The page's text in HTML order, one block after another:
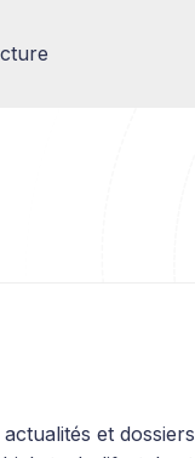
à cœur de nous
et